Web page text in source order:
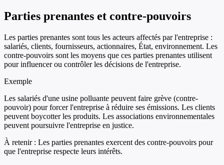
Parties prenantes et contre-pouvoirs
Les parties prenantes sont tous les acteurs affectés par l'entreprise :
salariés, clients, fournisseurs, actionnaires, État, environnement. Les
contre-pouvoirs sont les moyens que ces parties prenantes utilisent
pour influencer ou contrôler les décisions de l'entreprise.
Exemple
Les salariés d'une usine polluante peuvent faire grève (contre-
pouvoir) pour forcer l'entreprise à réduire ses émissions. Les clients
peuvent boycotter les produits. Les associations environnementales
peuvent poursuivre l'entreprise en justice.
À retenir : Les parties prenantes exercent des contre-pouvoirs pour
que l'entreprise respecte leurs intérêts.